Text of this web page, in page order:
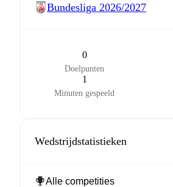
Bundesliga 2026/2027
0
Doelpunten
1
Minuten gespeeld
Wedstrijdstatistieken